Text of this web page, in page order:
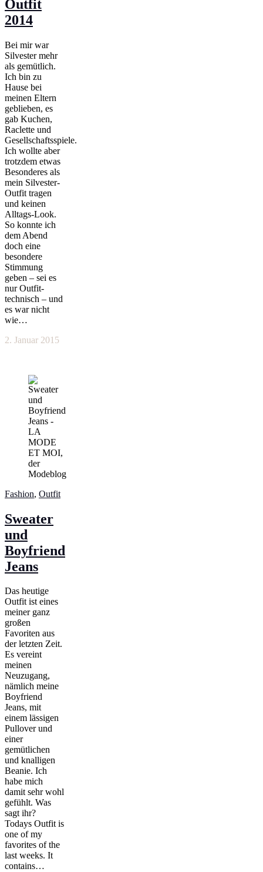
Outfit
2014
Bei mir war
Silvester mehr
als gemütlich.
Ich bin zu
Hause bei
meinen Eltern
geblieben, es
gab Kuchen,
Raclette und
Gesellschaftsspiele.
Ich wollte aber
trotzdem etwas
Besonderes als
mein Silvester-
Outfit tragen
und keinen
Alltags-Look.
So konnte ich
dem Abend
doch eine
besondere
Stimmung
geben – sei es
nur Outfit-
technisch – und
es war nicht
wie…
2. Januar 2015
Fashion, Outfit
Sweater
und
Boyfriend
Jeans
Das heutige
Outfit ist eines
meiner ganz
großen
Favoriten aus
der letzten Zeit.
Es vereint
meinen
Neuzugang,
nämlich meine
Boyfriend
Jeans, mit
einem lässigen
Pullover und
einer
gemütlichen
und knalligen
Beanie. Ich
habe mich
damit sehr wohl
gefühlt. Was
sagt ihr?
Todays Outfit is
one of my
favorites of the
last weeks. It
contains…